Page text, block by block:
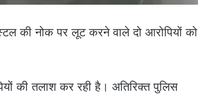
की नोक पर लूट करने वाले दो आरोपियों को
की तलाश कर रही है। अतिरिक्त पुलिस